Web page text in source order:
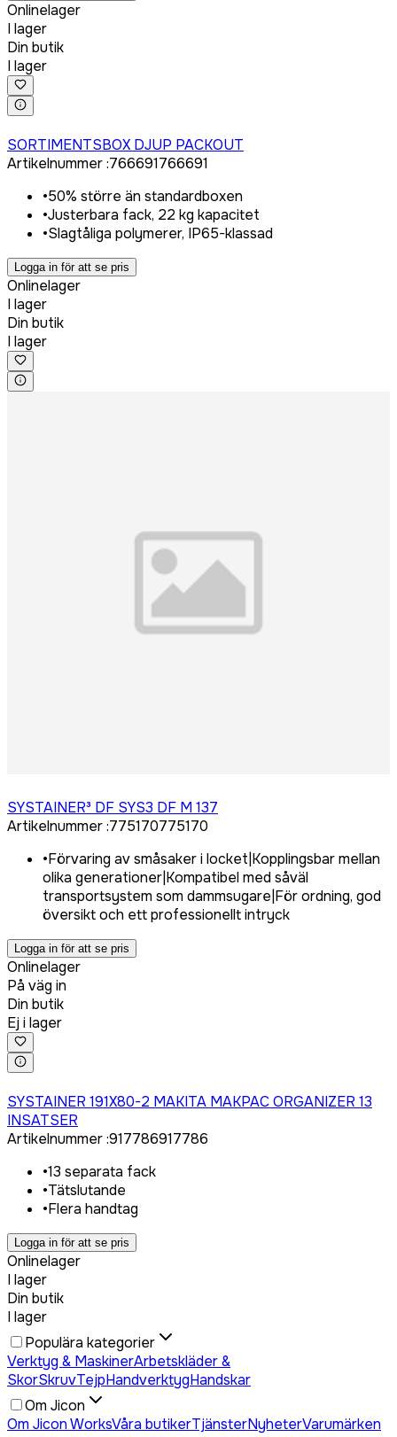
Onlinelager
I lager
Din butik
I lager
SORTIMENTSBOX DJUP PACKOUT
Artikelnummer:766691766691
•50% större än standardboxen
•Justerbara fack, 22 kg kapacitet
•Slagtåliga polymerer, IP65-klassad
Logga in för att se pris
Onlinelager
I lager
Din butik
I lager
SYSTAINER³ DF SYS3 DF M 137
Artikelnummer:775170775170
•Förvaring av småsaker i locket|Kopplingsbar mellan
olika generationer|Kompatibel med såväl
transportsystem som dammsugare|För ordning, god
översikt och ett professionellt intryck
Logga in för att se pris
Onlinelager
På väg in
Din butik
Ej i lager
SYSTAINER 191X80-2 MAKITA MAKPAC ORGANIZER 13
INSATSER
Artikelnummer:917786917786
•13 separata fack
•Tätslutande
•Flera handtag
Logga in för att se pris
Onlinelager
I lager
Din butik
I lager
Populära kategorier
Verktyg & MaskinerArbetskläder &
SkorSkruvTejpHandverktygHandskar
Om Jicon
Om Jicon WorksVåra butikerTjänsterNyheterVarumärken